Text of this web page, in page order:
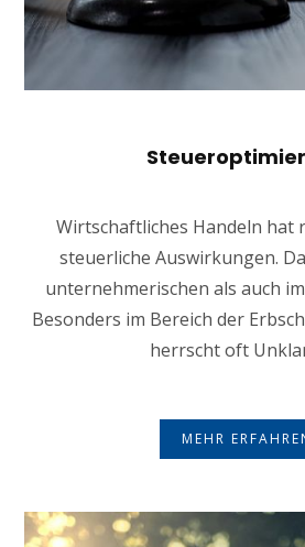
Wirtschaftliches Handeln hat
steuerliche Auswirkungen.
unternehmerischen als auch
Besonders im Bereich der
herrscht oft
MEHR